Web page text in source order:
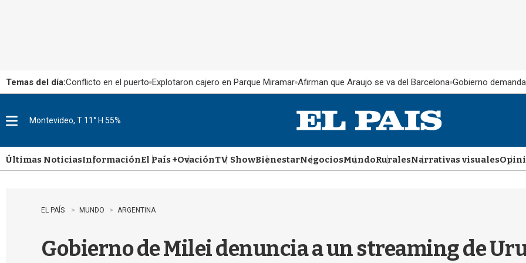
Temas del día:Conflicto en el puerto Explotaron cajero en Parque Miramar Afirman que Araujo se va del Barcelona Gobierno
u
Montevideo, T 11° H 55%
Últimas NoticiasInformaciónEl País +OvaciónTV ShowBienestarNegociosMundoRuralesNarrativas visuales
EL PAÍS MUNDO ARGENTINA
Gobierno de Milei denuncia a un streaming de